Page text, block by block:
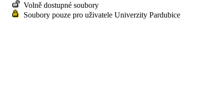
Volně dostupné soubory
Soubory pouze pro uživatele Univerzity Pardubice